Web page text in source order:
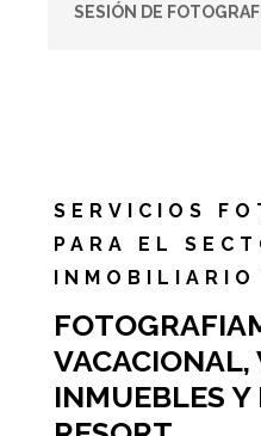
SESIÓN DE
SERVICIOS
PARA EL
INMOBILIARIO
VACACIONAL,
INMUEBLES